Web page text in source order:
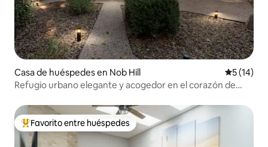
Casa de huéspedes en Nob Hill
5 (14)
Refugio urbano elegante y acogedor en el corazón de
Favorito entre huéspedes preferido
Favorito entre huéspedes